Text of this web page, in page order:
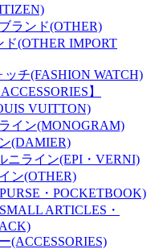
ランド(OTHER)
(OTHER IMPORT
チ(FASHION WATCH)
】
VUITTON)
イン(MONOGRAM)
(DAMIER)
ニライン(EPI・VERNI)
ン(OTHER)
・POCKETBOOK)
ARTICLES・
(ACCESSORIES)